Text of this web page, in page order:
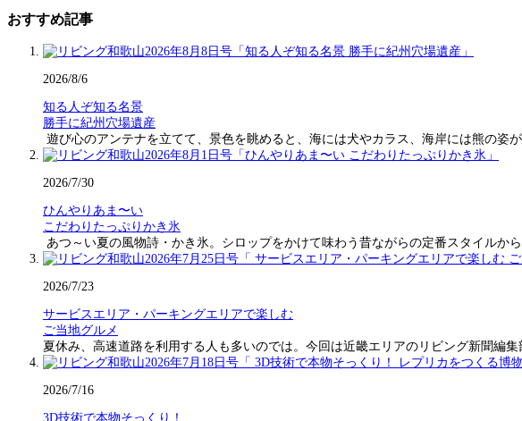
おすすめ記事
2026/8/6
知る人ぞ知る名景
勝手に紀州穴場遺産
遊び心のアンテナを立てて、景色を眺めると、海には犬やカラス、海岸には熊の姿
2026/7/30
ひんやりあま〜い
こだわりたっぷりかき氷
あつ～い夏の風物詩・かき氷。シロップをかけて味わう昔ながらの定番スタイルか
2026/7/23
サービスエリア・パーキングエリアで楽しむ
ご当地グルメ
夏休み、高速道路を利用する人も多いのでは。今回は近畿エリアのリビング新聞編
2026/7/16
3D技術で本物そっくり！